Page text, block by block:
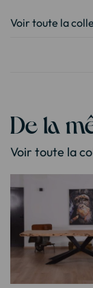
Voir toute la
De la
Voir toute la